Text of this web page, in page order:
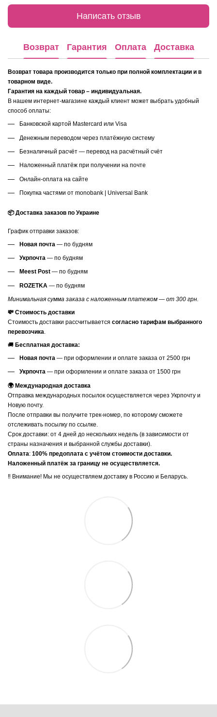
Написать отзыв
Возврат Гарантия Оплата Доставка
Возврат товара производится только при полной комплектации и в
товарном виде.
Гарантия на каждый товар – индивидуальная.
В нашем интернет-магазине каждый клиент может выбрать удобный
способ оплаты:
Банковской картой Mastercard или Visa
Денежным переводом через платёжную систему
Безналичный расчёт — перевод на расчётный счёт
Наложенный платёж при получении на почте
Онлайн-оплата на сайте
Покупка частями от monobank | Universal Bank
📦 Доставка заказов по Украине
График отправки заказов:
Новая почта — по будням
Укрпочта — по будням
Meest Post — по будням
ROZETKA — по будням
Минимальная сумма заказа с наложенным платежом — от 300 грн.
💸 Стоимость доставки
Стоимость доставки рассчитывается согласно тарифам выбранного
перевозчика.
🚚 Бесплатная доставка:
Новая почта — при оформлении и оплате заказа от 2500 грн
Укрпочта — при оформлении и оплате заказа от 1500 грн
🌍 Международная доставка
Отправка международных посылок осуществляется через Укрпочту и
Новую почту.
После отправки вы получите трек-номер, по которому сможете
отслеживать посылку по ссылке.
Срок доставки: от 4 дней до нескольких недель (в зависимости от
страны назначения и выбранной службы доставки).
Оплата: 100% предоплата с учётом стоимости доставки.
Наложенный платёж за границу не осуществляется.
‼️ Внимание! Мы не осуществляем доставку в Россию и Беларусь.